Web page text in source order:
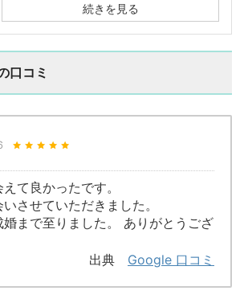
続きを見る
口コミ
て良かったです。
させていただきました。
婚まで至りました。 ありがとうござ
出典 Google 口コミ